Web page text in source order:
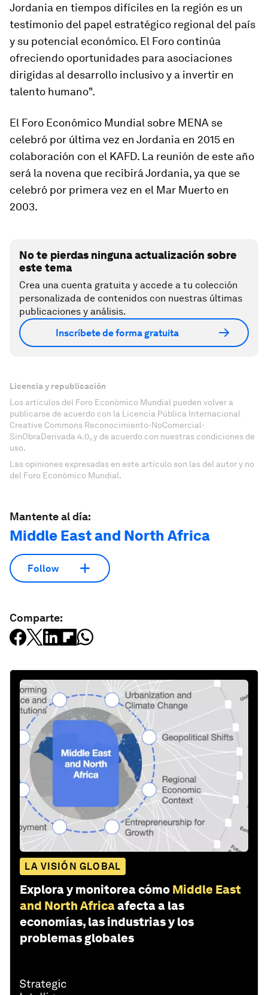
Jordania en tiempos difíciles en la región es un
testimonio del papel estratégico regional del país
y su potencial económico. El Foro continúa
ofreciendo oportunidades para asociaciones
dirigidas al desarrollo inclusivo y a invertir en
talento humano".
El Foro Económico Mundial sobre MENA se
celebró por última vez en Jordania en 2015 en
colaboración con el KAFD. La reunión de este año
será la novena que recibirá Jordania, ya que se
celebró por primera vez en el Mar Muerto en
2003.
No te pierdas ninguna actualización sobre
este tema
Crea una cuenta gratuita y accede a tu colección
personalizada de contenidos con nuestras últimas
publicaciones y análisis.
Inscríbete de forma gratuita
Licencia y republicación
Los artículos del Foro Económico Mundial pueden volver a
publicarse de acuerdo con la Licencia Pública Internacional
Creative Commons Reconocimiento-NoComercial-
SinObraDerivada 4.0, y de acuerdo con nuestras condiciones de
uso.
Las opiniones expresadas en este artículo son las del autor y no
del Foro Económico Mundial.
Mantente al día:
Middle East and North Africa
Follow
Comparte:
LA VISIÓN GLOBAL
Explora y monitorea cómo Middle East
and North Africaafecta a las
economías, las industrias y los
problemas globales